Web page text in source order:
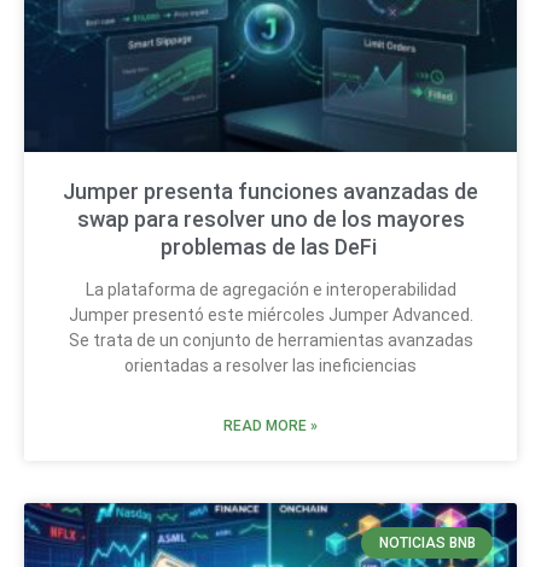
Jumper presenta funciones avanzadas de
swap para resolver uno de los mayores
problemas de las DeFi
La plataforma de agregación e interoperabilidad
Jumper presentó este miércoles Jumper Advanced.
Se trata de un conjunto de herramientas avanzadas
orientadas a resolver las ineficiencias
READ MORE »
NOTICIAS BNB